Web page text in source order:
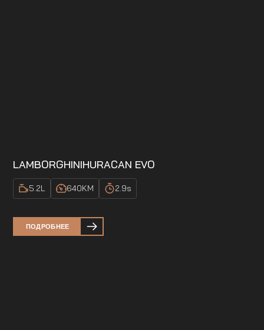
LAMBORGHINIHURACAN EVO
5.2L 640KM 2.9s
ПОДРОБНЕЕ